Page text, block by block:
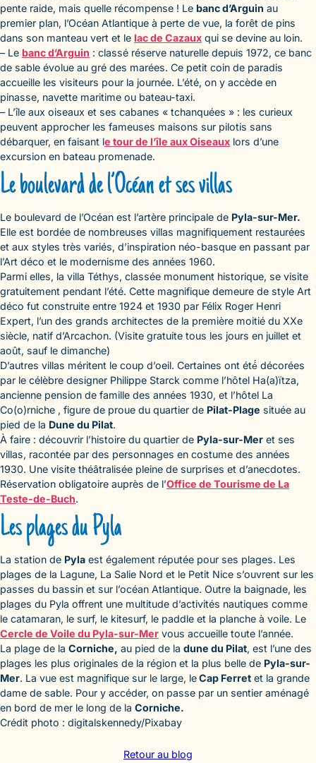
pente raide, mais quelle récompense ! Le banc d’Arguin au
premier plan, l’Océan Atlantique à perte de vue, la forêt de pins
dans son manteau vert et le lac de Cazaux qui se devine au loin.
– Le banc d’Arguin : classé réserve naturelle depuis 1972, ce banc
de sable évolue au gré des marées. Ce petit coin de paradis
accueille les visiteurs pour la journée. L’été, on y accède en
pinasse, navette maritime ou bateau-taxi.
– L’île aux oiseaux et ses cabanes « tchanquées » : les curieux
peuvent approcher les fameuses maisons sur pilotis sans
débarquer, en faisant le tour de l’île aux Oiseaux lors d’une
excursion en bateau promenade.
Le boulevard de l’Océan et ses villas
Le boulevard de l’Océan est l’artère principale de Pyla-sur-Mer.
Elle est bordée de nombreuses villas magnifiquement restaurées
et aux styles très variés, d’inspiration néo-basque en passant par
l’Art déco et le modernisme des années 1960.
Parmi elles, la villa Téthys, classée monument historique, se visite
gratuitement pendant l’été. Cette magnifique demeure de style Art
déco fut construite entre 1924 et 1930 par Félix Roger Henri
Expert, l’un des grands architectes de la première moitié du XXe
siècle, natif d’Arcachon. (Visite gratuite tous les jours en juillet et
août, sauf le dimanche)
D’autres villas méritent le coup d’oeil. Certaines ont été́ décorées
par le célèbre designer Philippe Starck comme l’hôtel Ha(a)ïtza,
ancienne pension de famille des années 1930, et l’hôtel La
Co(o)rniche , figure de proue du quartier de Pilat-Plage située au
pied de la Dune du Pilat.
À faire : découvrir l’histoire du quartier de Pyla-sur-Mer et ses
villas, racontée par des personnages en costume des années
1930. Une visite théâtralisée pleine de surprises et d’anecdotes.
Réservation obligatoire auprès de l’Office de Tourisme de La
Teste-de-Buch.
Les plages du Pyla
La station de Pyla est également réputée pour ses plages. Les
plages de la Lagune, La Salie Nord et le Petit Nice s’ouvrent sur les
passes du bassin et sur l’océan Atlantique. Outre la baignade, les
plages du Pyla offrent une multitude d’activités nautiques comme
le catamaran, le surf, le kitesurf, le paddle et la planche à voile. Le
Cercle de Voile du Pyla-sur-Mer vous accueille toute l’année.
La plage de la Corniche, au pied de la dune du Pilat, est l’une des
plages les plus originales de la région et la plus belle de Pyla-sur-
Mer. La vue est magnifique sur le large, leCap Ferret et la grande
dame de sable. Pour y accéder, on passe par un sentier aménagé
en bord de mer le long de la Corniche.
Crédit photo : digitalskennedy/Pixabay
Retour au blog